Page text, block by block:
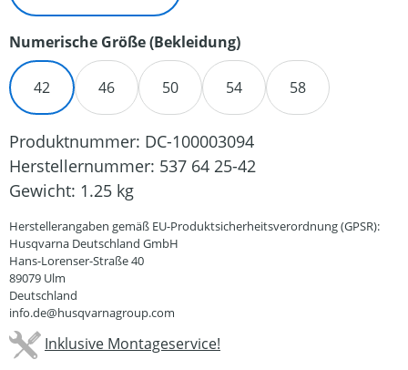
Numerische Größe (Bekleidung)auswählen
42 46 50 54 58
Produktnummer: DC-100003094
Herstellernummer: 537 64 25-42
Gewicht: 1.25 kg
Herstellerangaben gemäß EU-Produktsicherheitsverordnung (GPSR):
Husqvarna Deutschland GmbH
Hans-Lorenser-Straße 40
89079 Ulm
Deutschland
info.de@husqvarnagroup.com
Inklusive Montageservice!